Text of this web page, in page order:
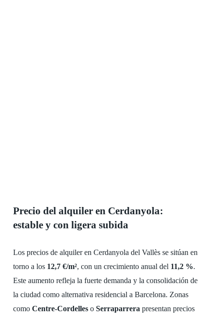
Precio del alquiler en Cerdanyola:
estable y con ligera subida
Los precios de alquiler en Cerdanyola del Vallès se sitúan en
torno a los 12,7 €/m², con un crecimiento anual del 11,2 %.
Este aumento refleja la fuerte demanda y la consolidación de
la ciudad como alternativa residencial a Barcelona. Zonas
como Centre-Cordelleso Serraparrerapresentan precios